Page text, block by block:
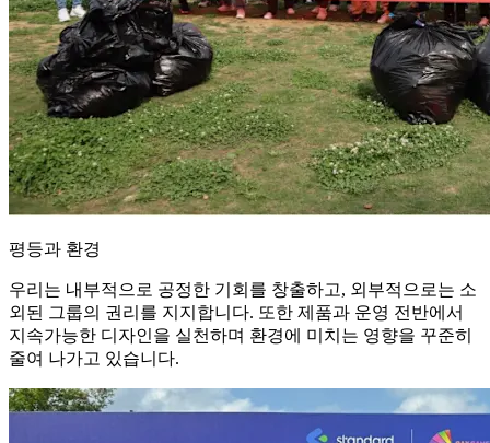
평등과 환경
우리는 내부적으로 공정한 기회를 창출하고, 외부적으로는 소
외된 그룹의 권리를 지지합니다. 또한 제품과 운영 전반에서
지속가능한 디자인을 실천하며 환경에 미치는 영향을 꾸준히
줄여 나가고 있습니다.